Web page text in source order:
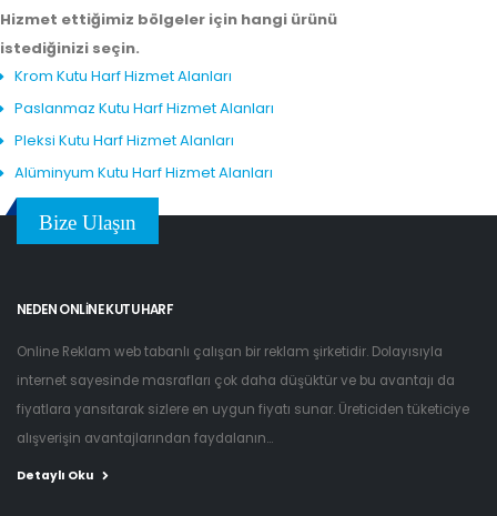
Hizmet ettiğimiz bölgeler için hangi ürünü
istediğinizi seçin.
Krom Kutu Harf Hizmet Alanları
Paslanmaz Kutu Harf Hizmet Alanları
Pleksi Kutu Harf Hizmet Alanları
Alüminyum Kutu Harf Hizmet Alanları
Bize Ulaşın
NEDEN ONLINE KUTU HARF
Online Reklam web tabanlı çalışan bir reklam şirketidir. Dolayısıyla
internet sayesinde masrafları çok daha düşüktür ve bu avantajı da
fiyatlara yansıtarak sizlere en uygun fiyatı sunar. Üreticiden tüketiciye
alışverişin avantajlarından faydalanın...
Detaylı Oku